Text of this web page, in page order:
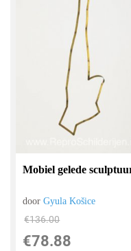
Mobiel gelede
doorGyula Košice
€136.00
€78.88